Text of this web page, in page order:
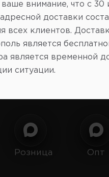
8
сети:
Розница Опт
внимание, что c 30
доставки
всех клиентов.
является
является временной
ситуации.